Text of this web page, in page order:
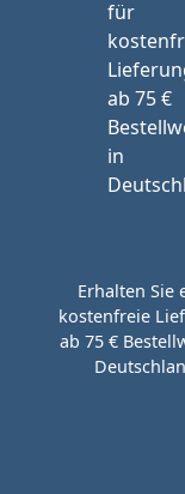
Erhalten Sie
kostenfreie
ab 75 €